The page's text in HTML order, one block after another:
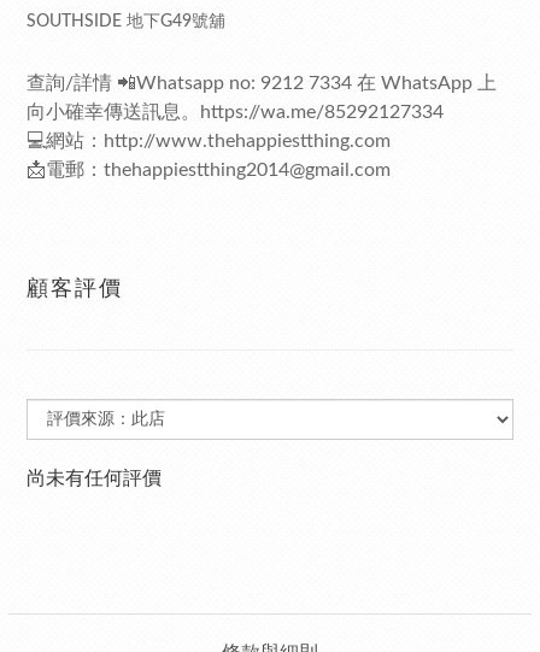
SOUTHSIDE 地下G49號舖
查詢/詳情 📲Whatsapp no: 9212 7334 在 WhatsApp 上
向小確幸傳送訊息。
https://wa.me/85292127334
💻網站： http://www.thehappiestthing.com
📩電郵：thehappiestthing2014@gmail.com
顧客評價
尚未有任何評價